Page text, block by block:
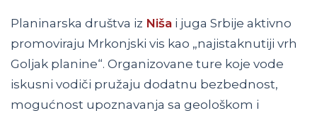
Planinarska društva iz Niša i juga Srbije aktivno
promoviraju Mrkonjski vis kao „najistaknutiji vrh
Goljak planine“. Organizovane ture koje vode
iskusni vodiči pružaju dodatnu bezbednost,
mogućnost upoznavanja sa geološkom i